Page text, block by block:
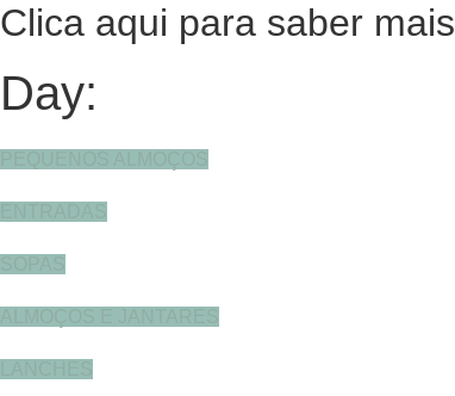
Clica aqui para saber mais
Day: